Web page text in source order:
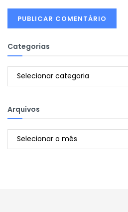
Categorias
Categorias
Arquivos
Arquivos